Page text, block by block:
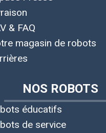
& FAQ
magasin de robots
NOS ROBOTS
éducatifs
de service